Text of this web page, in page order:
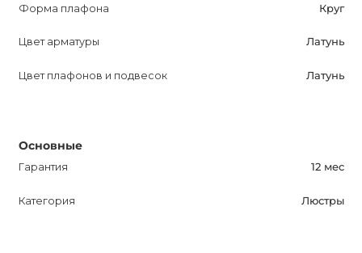
вашего интерьера, но и инвестиция в улучшение вашей
Будьте в центре вихря элегантности и стиля с люстрой
Форма плафона Круг
Цвет арматуры Латунь
Цвет плафонов и подвесок Латунь
Основные
Гарантия 12 мес
Категория Люстры